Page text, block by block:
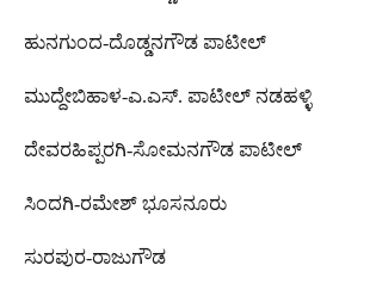
ಹುನಗುಂದ-ದೊಡ್ಡನಗೌಡ ಪಾಟೀಲ್
ಮುದ್ದೇಬಿಹಾಳ-ಎ.ಎಸ್. ಪಾಟೀಲ್ ನಡಹಳ್ಳಿ
ದೇವರಹಿಪ್ಪರಗಿ-ಸೋಮನಗೌಡ ಪಾಟೀಲ್
ಸಿಂದಗಿ-ರಮೇಶ್ ಭೂಸನೂರು
ಸುರಪುರ-ರಾಜುಗೌಡ